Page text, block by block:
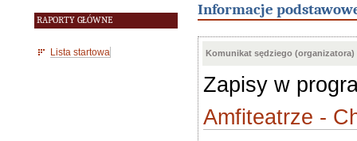
RAPORTY GŁÓWNE
Lista startowa
Informacje
Komunikat sędziego (organizatora)
Zapisy w
Amfiteatrze -